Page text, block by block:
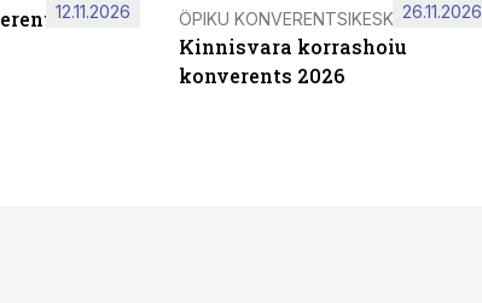
2026
12.11.2026 ÖPIKU KONVERENTSIKESKUS
Kinnisvara korrashoiu
konverents 2026
26.11.2026